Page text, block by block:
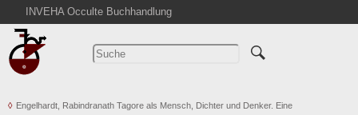
INVEHA Occulte Buchhandlung
Startseite
Detailsuche
Warenkorb
Engelhardt, Rabindranath Tagore als Mensch, Dichter und Denker. Eine